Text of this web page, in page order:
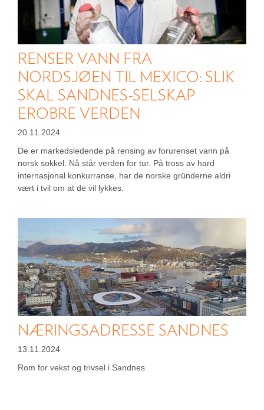
RENSER VANN FRA
NORDSJØEN TIL MEXICO: SLIK
SKAL SANDNES-SELSKAP
EROBRE VERDEN
20.11.2024
De er markedsledende på rensing av forurenset vann på
norsk sokkel. Nå står verden for tur. På tross av hard
internasjonal konkurranse, har de norske gründerne aldri
vært i tvil om at de vil lykkes.
NÆRINGSADRESSE SANDNES
13.11.2024
Rom for vekst og trivsel i Sandnes